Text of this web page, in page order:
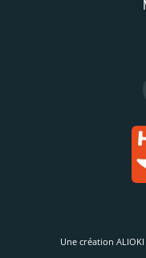
Une création